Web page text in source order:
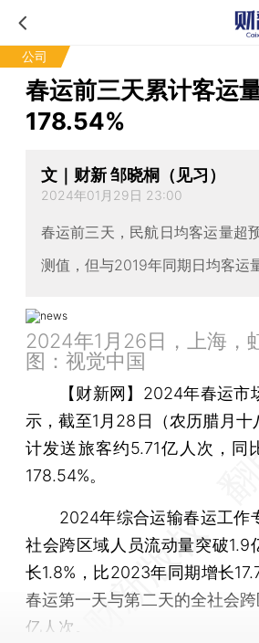
公司
春运前三天累计客运
178.54%
文｜财新 邹晓桐（见习）
2024年01月29日 23:00
春运前三天，民航日均客运量超
测值，但与2019年同期日均客运
2024年1月26日，上海，
图：视觉中国
【财新网】 2024年春运市
示，截至1月28日（农历腊月
计发送旅客约5.71亿人次，同
178.54%。
2024年综合运输春运工作
社会跨区域人员流动量突破1.9
长1.8%，比2023年同期增长
春运第一天与第二天的全社会
亿人次。